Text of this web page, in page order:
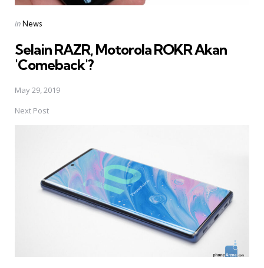
Posted
inNews
Selain RAZR, Motorola ROKR Akan
'Comeback'?
May 29, 2019
Next Post